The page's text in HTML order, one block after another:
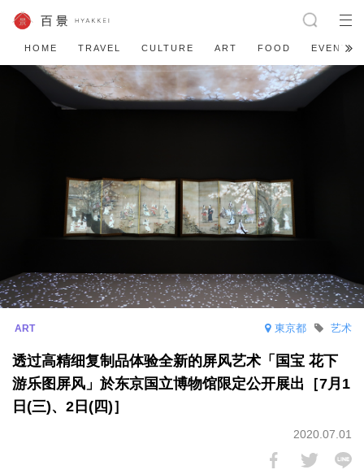
HOME TRAVEL CULTURE ART FOOD EVENT
東京都 艺术
透过高精细复制品体验全新的屏风艺术「国宝 花下
游乐图屏风」於东京国立博物馆限定公开展出［7月1
日(三)、2日(四)］
2020.07.01